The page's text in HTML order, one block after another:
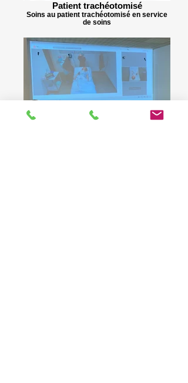
Patient trachéotomisé
Soins au patient trachéotomisé en service
de soins